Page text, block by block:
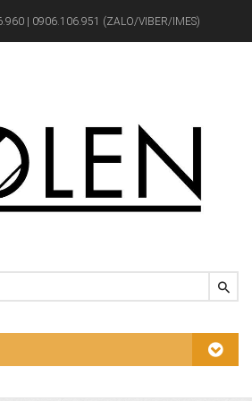
| 0906.106.951 (ZALO/VIBER/IMES)